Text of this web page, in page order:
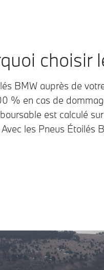
choisir
BMW auprès de
% en cas de
est calculé
les Pneus Étoilés